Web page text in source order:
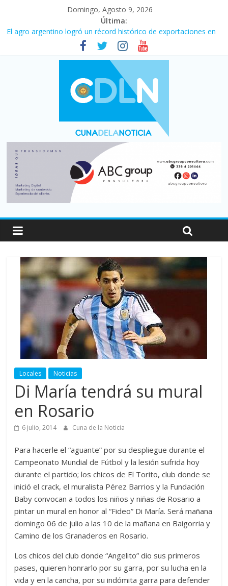
Domingo, Agosto 9, 2026
Última:
El agro argentino logró un récord histórico de exportaciones en
el primer semestre de 2026
La morosidad alcanzó su nivel más alto en dos décadas y ya
afecta a 400 mil deudores en Santa Fe
Desde que asumió Milei cerraron 41.000 kioscos: el sector
denuncia crisis como en 2001
Vacaciones de invierno con más movimiento y consumo
turístico: 4,6 millones de personas viajaron por el país, un 5,9%
más que en 2025
Fuerte caída de la venta de autos usados en julio: bajó un 12,6%
interanual
Locales Noticias
Di María tendrá su mural
en Rosario
6 julio, 2014 Cuna de la Noticia
Para hacerle el “aguante” por su despliegue durante el
Campeonato Mundial de Fútbol y la lesión sufrida hoy
durante el partido; los chicos de El Torito, club donde se
inició el crack, el muralista Pérez Barrios y la Fundación
Baby convocan a todos los niños y niñas de Rosario a
pintar un mural en honor al “Fideo” Di María. Será mañana
domingo 06 de julio a las 10 de la mañana en Baigorria y
Camino de los Granaderos en Rosario.
Los chicos del club donde “Angelito” dio sus primeros
pases, quieren honrarlo por su garra, por su lucha en la
vida y en la cancha, por su indómita garra para defender